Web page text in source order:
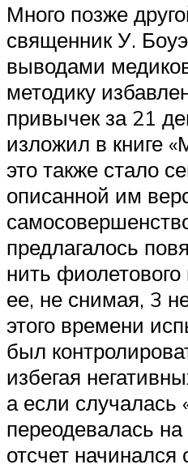
Много позже
священник У.
выводами
методику
привычек за 21
изложил в книге
это также стало
описанной им
предлагалось
нить
ее, не снимая, 3
этого времени
был
избегая
а если случалась
переодевалась на
отсчет начинался